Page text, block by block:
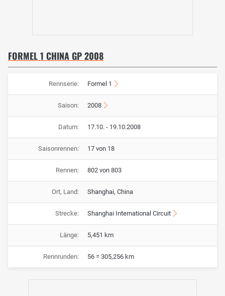
FORMEL 1 CHINA GP 2008
Rennserie: Formel 1
Saison: 2008
Datum: 17.10. - 19.10.2008
Saisonrennen: 17 von 18
Rennen: 802 von 803
Ort, Land: Shanghai, China
Strecke: Shanghai International Circuit
Länge: 5,451 km
Rennrunden: 56 = 305,256 km